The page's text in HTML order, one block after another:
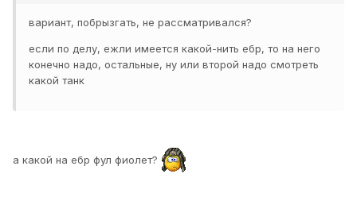
вариант, побрызгать, не рассматривался?
если по делу, ежли имеется какой-нить ебр, то на него
конечно надо, остальные, ну или второй надо смотреть
какой танк
а какой на ебр фул фиолет?